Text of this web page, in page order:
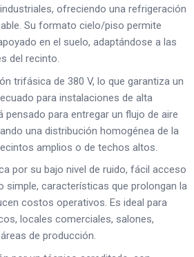
ofreciendo una refrigeración
Su formato cielo/piso permite
en el suelo, adaptándose a las
del recinto.
trifásica de 380 V, lo que garantiza un
para instalaciones de alta
pensado para entregar un flujo de aire
una distribución homogénea de la
amplios o de techos altos.
por su bajo nivel de ruido, fácil acceso
simple, características que prolongan la
costos operativos. Es ideal para
locales comerciales, salones,
de producción.